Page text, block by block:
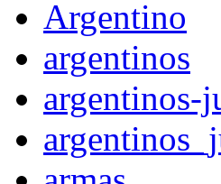
Argentino
argentinos
argentinos-